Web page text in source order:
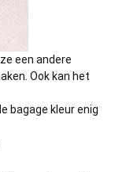
een andere
Ook kan het
bagage kleur enig